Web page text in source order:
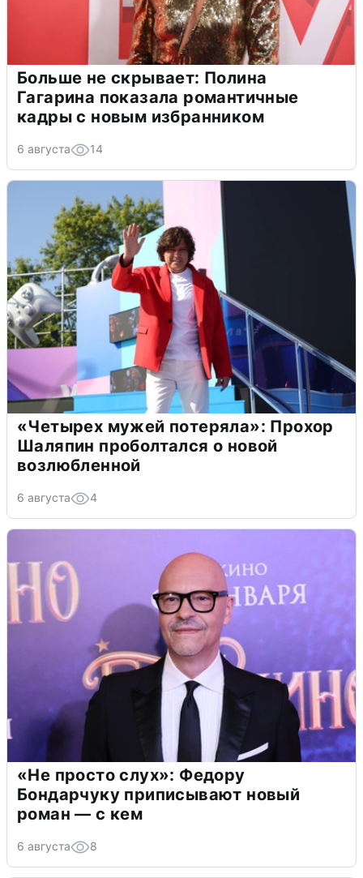
Больше не скрывает: Полина
Гагарина показала романтичные
кадры с новым избранником
6 августа 14
«Четырех мужей потеряла»: Прохор
Шаляпин проболтался о новой
возлюбленной
6 августа 4
«Не просто слух»: Федору
Бондарчуку приписывают новый
роман — с кем
6 августа 8